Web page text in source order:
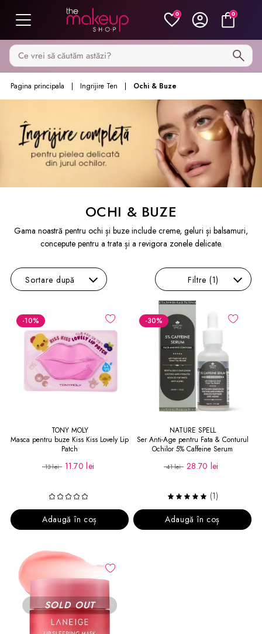
0 0
Caută pe MakeupShop
Pagina principala Ingrijire Ten Ochi & Buze
OCHI & BUZE
Gama noastră pentru ochi și buze include creme, geluri și balsamuri,
concepute pentru a trata și a revigora zonele delicate.
Sortare după Filtre (1)
-10%
TONY MOLY
Masca pentru buze Kiss Kiss Lovely Lip
Patch
13 lei 11.70 lei
Adaugă în coș
-30%
NATURE SPELL
Ser Anti-Age pentru Fata & Conturul
Ochilor 5% Caffeine Serum
41 lei 28.70 lei
(1)
Adaugă în coș